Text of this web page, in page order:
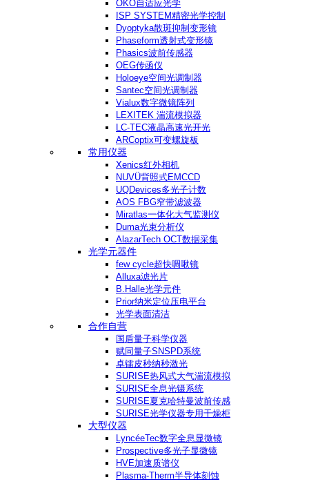
OKO自适应光学
ISP SYSTEM精密光学控制
Dyoptyka散斑抑制变形镜
Phaseform透射式变形镜
Phasics波前传感器
OEG传函仪
Holoeye空间光调制器
Santec空间光调制器
Vialux数字微镜阵列
LEXITEK 湍流模拟器
LC-TEC液晶高速光开光
ARCoptix可变螺旋板
常用仪器
Xenics红外相机
NUVÜ背照式EMCCD
UQDevices多光子计数
AOS FBG窄带滤波器
Miratlas一体化大气监测仪
Duma光束分析仪
AlazarTech OCT数据采集
光学元器件
few cycle超快啁啾镜
Alluxa滤光片
B.Halle光学元件
Prior纳米定位压电平台
光学表面清洁
合作自营
国盾量子科学仪器
赋同量子SNSPD系统
卓镭皮秒纳秒激光
SURISE热风式大气湍流模拟
SURISE全息光镊系统
SURISE夏克哈特曼波前传感
SURISE光学仪器专用干燥柜
大型仪器
LyncéeTec数字全息显微镜
Prospective多光子显微镜
HVE加速质谱仪
Plasma-Therm半导体刻蚀